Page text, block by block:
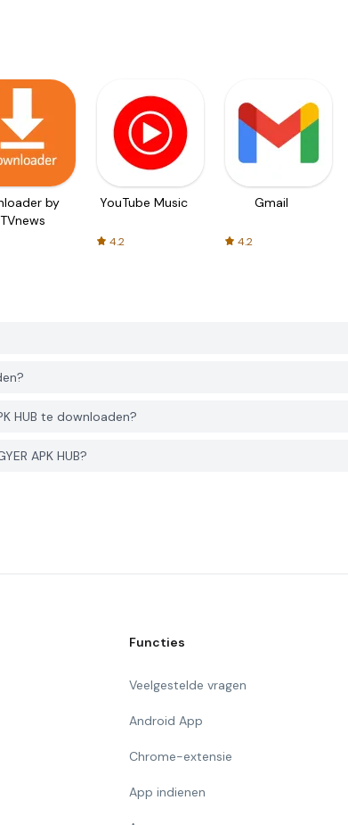
by
YouTube Music
4.2
Gmail
4.2
HUB te downloaden?
APK HUB?
Functies
Veelgestelde vragen
Android App
Chrome-extensie
App indienen